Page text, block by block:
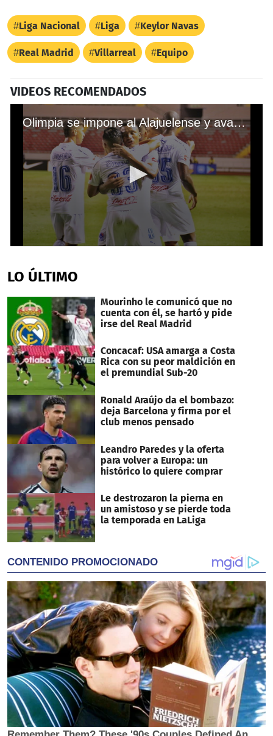
Liga Nacional Liga Keylor Navas
Real Madrid Villarreal Equipo
VIDEOS RECOMENDADOS
Olimpia se impone al Alajuelense y avanza en la Liga Concacaf
of
54
LO ÚLTIMO
Mourinho le comunicó que no
cuenta con él, se hartó y pide
irse del Real Madrid
Concacaf: USA amarga a Costa
Rica con su peor maldición en
el premundial Sub-20
Ronald Araújo da el bombazo:
deja Barcelona y firma por el
club menos pensado
Leandro Paredes y la oferta
para volver a Europa: un
histórico lo quiere comprar
Le destrozaron la pierna en
un amistoso y se pierde toda
la temporada en LaLiga